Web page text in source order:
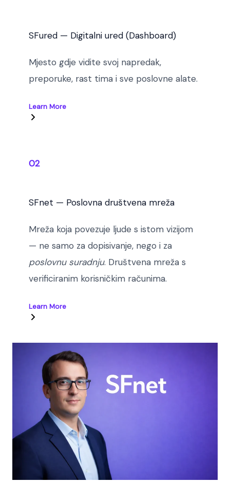
SFured — Digitalni ured (Dashboard)
Mjesto gdje vidite svoj napredak,
preporuke, rast tima i sve poslovne alate.
Learn More
02
SFnet — Poslovna društvena mreža
Mreža koja povezuje ljude s istom vizijom
— ne samo za dopisivanje, nego i za
poslovnu suradnju. Društvena mreža s
verificiranim korisničkim računima.
Learn More